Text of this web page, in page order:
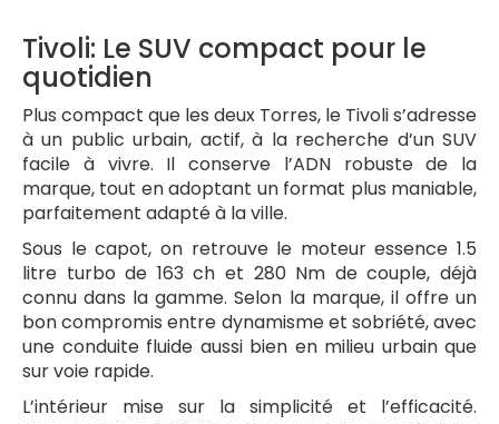
Tivoli: Le SUV compact pour le
quotidien
Plus compact que les deux Torres, le Tivoli s’adresse
à un public urbain, actif, à la recherche d’un SUV
facile à vivre. Il conserve l’ADN robuste de la
marque, tout en adoptant un format plus maniable,
parfaitement adapté à la ville.
Sous le capot, on retrouve le moteur essence 1.5
litre turbo de 163 ch et 280 Nm de couple, déjà
connu dans la gamme. Selon la marque, il offre un
bon compromis entre dynamisme et sobriété, avec
une conduite fluide aussi bien en milieu urbain que
sur voie rapide.
L’intérieur mise sur la simplicité et l’efficacité.